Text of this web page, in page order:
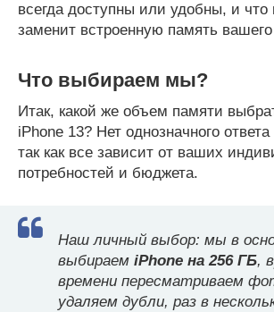
всегда доступны или удобны, и что
заменит встроенную память
Что выбираем мы?
Итак, какой же объем памяти
iPhone 13? Нет однозначного
так как все зависит от ваших
потребностей и бюджета.
Наш личный выбор: мы в
выбираем iPhone на 256 ГБ,
времени пересматриваем
удаляем дубли, раз в